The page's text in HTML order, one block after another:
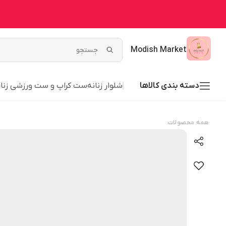
Modish Market
دسته بندی کالاها شلوار زنانهست کراپ و ست ورزشی
همه محصولات